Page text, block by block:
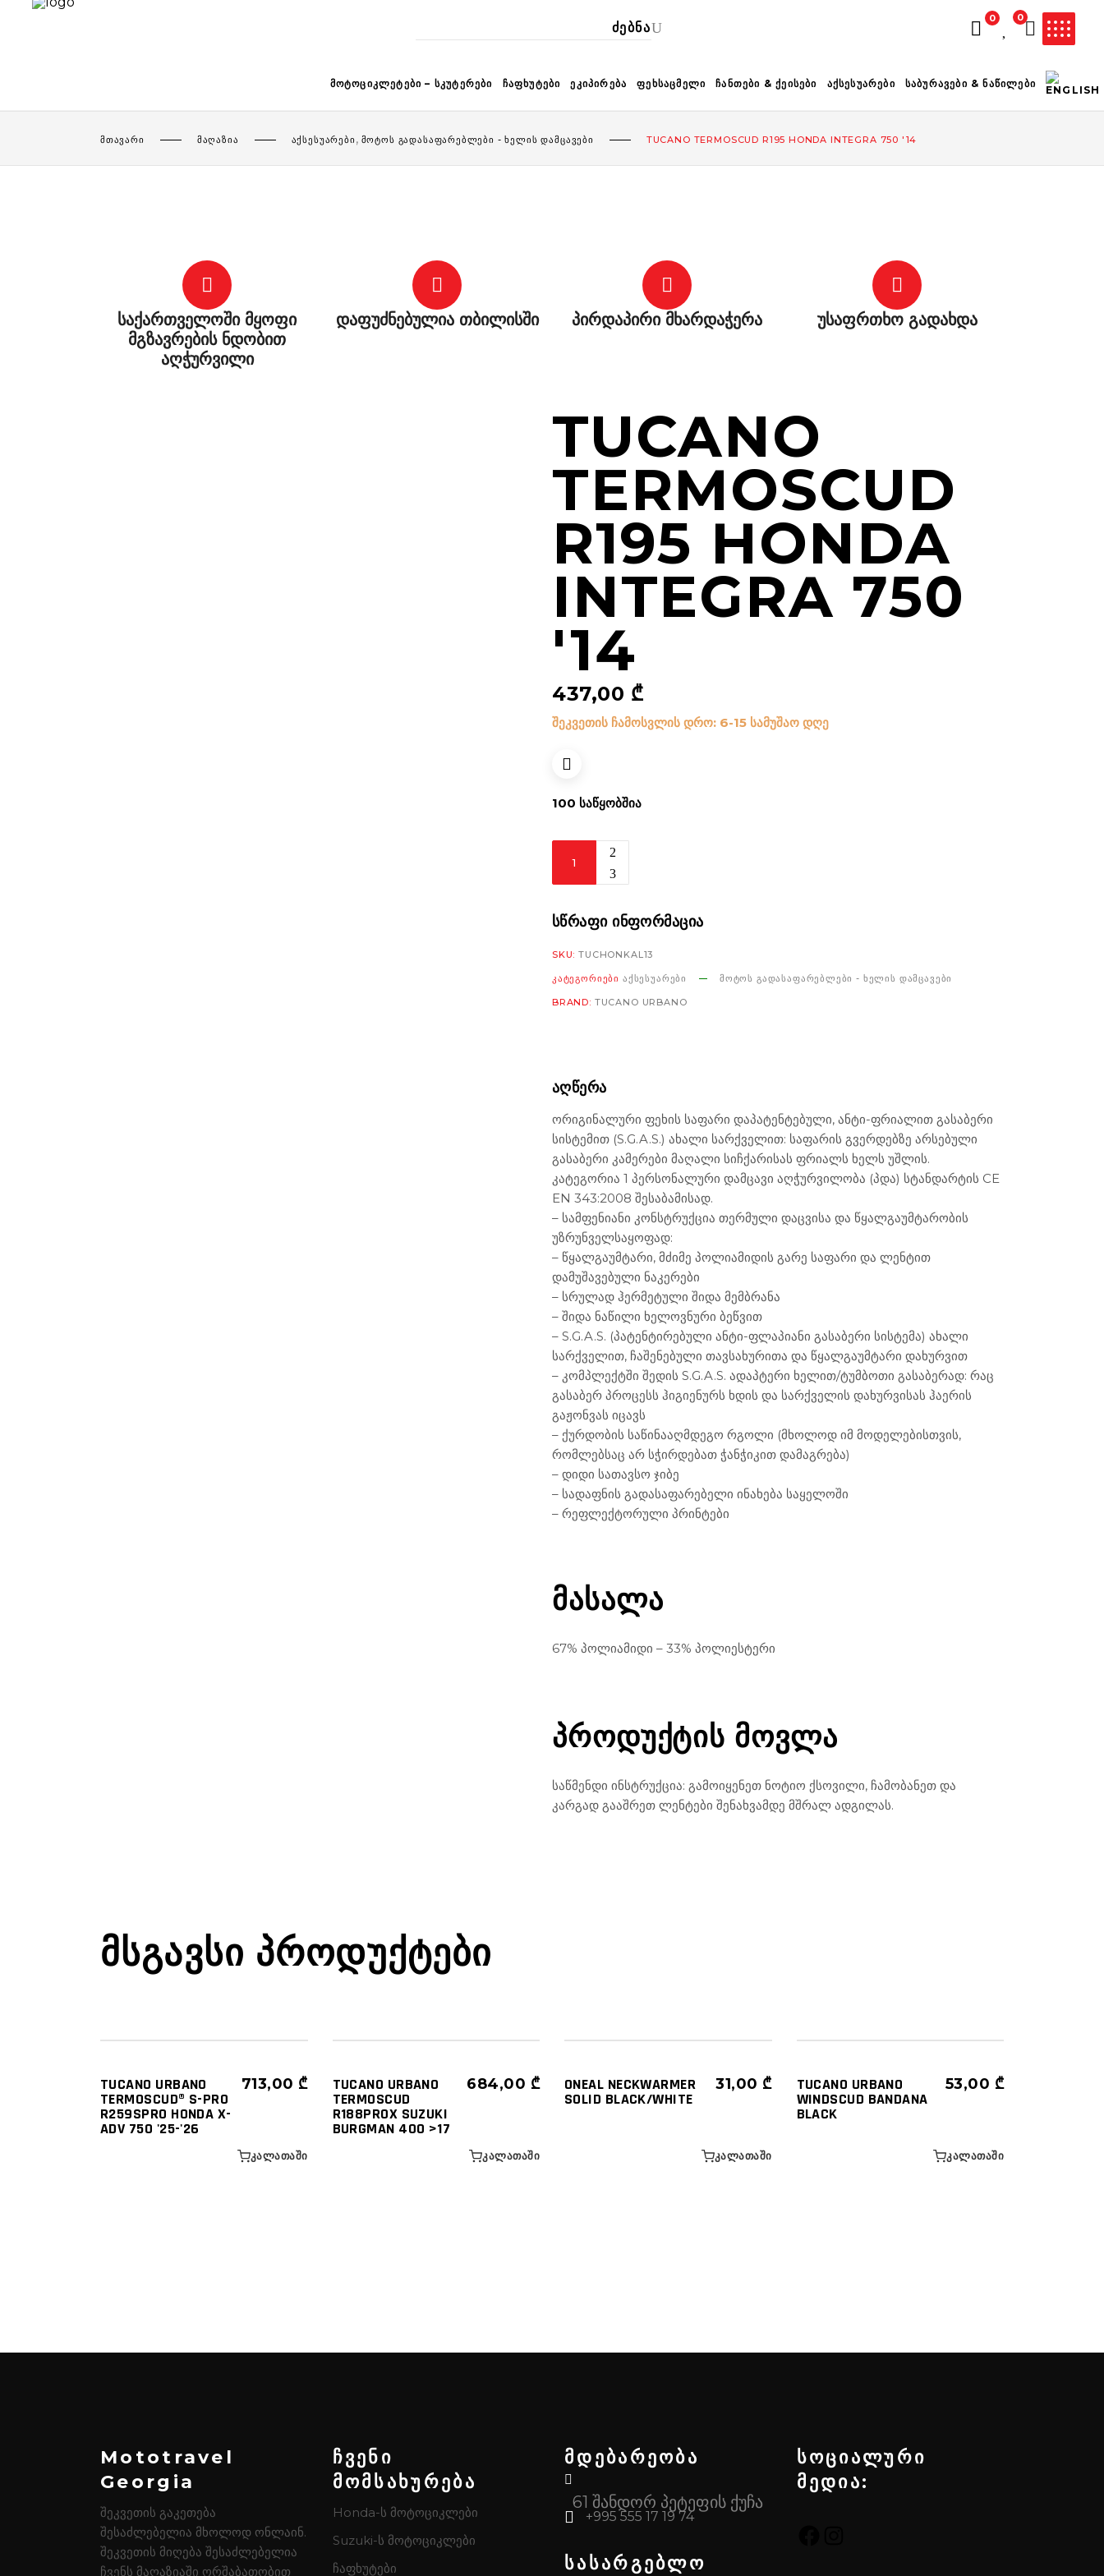
0 0
ᲛᲝᲢᲝᲪᲘᲙᲚᲔᲢᲔᲑᲘ – ᲡᲙᲣᲢᲔᲠᲔᲑᲘ ᲩᲐᲤᲮᲣᲢᲔᲑᲘ ᲔᲙᲘᲞᲘᲠᲔᲑᲐ ᲤᲔᲮᲡᲐᲪᲛᲔᲚᲘ ᲩᲐᲜᲗᲔᲑᲘ & ᲥᲔᲘᲡᲔᲑᲘ ᲐᲥᲡᲔᲡᲣᲐᲠᲔᲑᲘ ᲡᲐᲑᲣᲠᲐᲕᲔᲑᲘ & ᲜᲐᲬᲘᲚᲔᲑᲘ
ᲛᲗᲐᲕᲐᲠᲘ ᲛᲐᲦᲐᲖᲘᲐ ᲐᲥᲡᲔᲡᲣᲐᲠᲔᲑᲘ, ᲛᲝᲢᲝᲡ ᲒᲐᲓᲐᲡᲐᲤᲐᲠᲔᲑᲚᲔᲑᲘ - ᲮᲔᲚᲘᲡ ᲓᲐᲛᲪᲐᲕᲔᲑᲘ TUCANO TERMOSCUD R195 HONDA INTEGRA 750 '14
საქართველოში მყოფი
მგზავრების ნდობით
აღჭურვილი
დაფუძნებულია თბილისში პირდაპირი მხარდაჭერა უსაფრთხო გადახდა
TUCANO
TERMOSCUD
R195 HONDA
INTEGRA 750
'14
437,00 ₾
შეკვეთის ჩამოსვლის დრო: 6-15 სამუშაო დღე
100 ᲡᲐᲬᲧᲝᲑᲨᲘᲐ
Termoscud
HONDA
750
'14
რაოდენობა
ᲡᲬᲠᲐᲤᲘ ᲘᲜᲤᲝᲠᲛᲐᲪᲘᲐ
SKU:TUCHONKAL13
ᲙᲐᲢᲔᲒᲝᲠᲘᲔᲑᲘ ᲐᲥᲡᲔᲡᲣᲐᲠᲔᲑᲘ ᲛᲝᲢᲝᲡ ᲒᲐᲓᲐᲡᲐᲤᲐᲠᲔᲑᲚᲔᲑᲘ - ᲮᲔᲚᲘᲡ ᲓᲐᲛᲪᲐᲕᲔᲑᲘ
BRAND: TUCANO URBANO
ᲐᲦᲬᲔᲠᲐ
ორიგინალური ფეხის საფარი დაპატენტებული, ანტი-ფრიალით გასაბერი
სისტემით (S.G.A.S.) ახალი სარქველით: საფარის გვერდებზე არსებული
გასაბერი კამერები მაღალი სიჩქარისას ფრიალს ხელს უშლის.
კატეგორია 1 პერსონალური დამცავი აღჭურვილობა (პდა) სტანდარტის CE
EN 343:2008 შესაბამისად.
– სამფენიანი კონსტრუქცია თერმული დაცვისა და წყალგაუმტარობის
უზრუნველსაყოფად:
– წყალგაუმტარი, მძიმე პოლიამიდის გარე საფარი და ლენტით
დამუშავებული ნაკერები
– სრულად ჰერმეტული შიდა მემბრანა
– შიდა ნაწილი ხელოვნური ბეწვით
– S.G.A.S. (პატენტირებული ანტი-ფლაპიანი გასაბერი სისტემა) ახალი
სარქველით, ჩაშენებული თავსახურითა და წყალგაუმტარი დახურვით
– კომპლექტში შედის S.G.A.S. ადაპტერი ხელით/ტუმბოთი გასაბერად: რაც
გასაბერ პროცესს ჰიგიენურს ხდის და სარქველის დახურვისას ჰაერის
გაჟონვას იცავს
– ქურდობის საწინააღმდეგო რგოლი (მხოლოდ იმ მოდელებისთვის,
რომლებსაც არ სჭირდებათ ჭანჭიკით დამაგრება)
– დიდი სათავსო ჯიბე
– სადაფნის გადასაფარებელი ინახება საყელოში
– რეფლექტორული პრინტები
ᲛᲐᲡᲐᲚᲐ
67% პოლიამიდი – 33% პოლიესტერი
ᲞᲠᲝᲓᲣᲥᲢᲘᲡ ᲛᲝᲕᲚᲐ
საწმენდი ინსტრუქცია: გამოიყენეთ ნოტიო ქსოვილი, ჩამობანეთ და
კარგად გააშრეთ ლენტები შენახვამდე მშრალ ადგილას.
ᲛᲡᲒᲐᲕᲡᲘ ᲞᲠᲝᲓᲣᲥᲢᲔᲑᲘ
TUCANO URBANO
TERMOSCUD® S-PRO
R259SPRO HONDA X-
ADV 750 '25-'26
713,00 ₾
ᲙᲐᲚᲐᲗᲐᲨᲘ
TUCANO URBANO
TERMOSCUD
R188PROX SUZUKI
BURGMAN 400 >17
684,00 ₾
ᲙᲐᲚᲐᲗᲐᲨᲘ
ONEAL NECKWARMER
SOLID BLACK/WHITE
31,00 ₾
ᲙᲐᲚᲐᲗᲐᲨᲘ
TUCANO URBANO
WINDSCUD BANDANA
BLACK
53,00 ₾
ᲙᲐᲚᲐᲗᲐᲨᲘ
Mototravel
Georgia
შეკვეთის გაკეთება
შესაძლებელია მხოლოდ ონლაინ.
შეკვეთის მიღება შესაძლებელია
ჩვენს მაღაზიაში ორშაბათობით
ჩვენი
მომსახურება
Honda-ს მოტოციკლები
Suzuki-ს მოტოციკლები
ჩაფხუტები
მდებარეობა
61 შანდორ პეტეფის ქუჩა
+995 555 17 19 74
სასარგებლო
სოციალური
მედია: